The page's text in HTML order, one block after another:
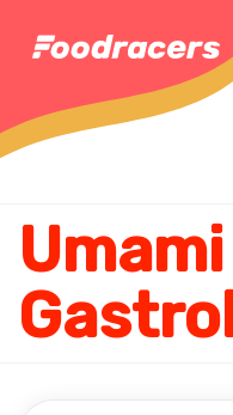
Umami